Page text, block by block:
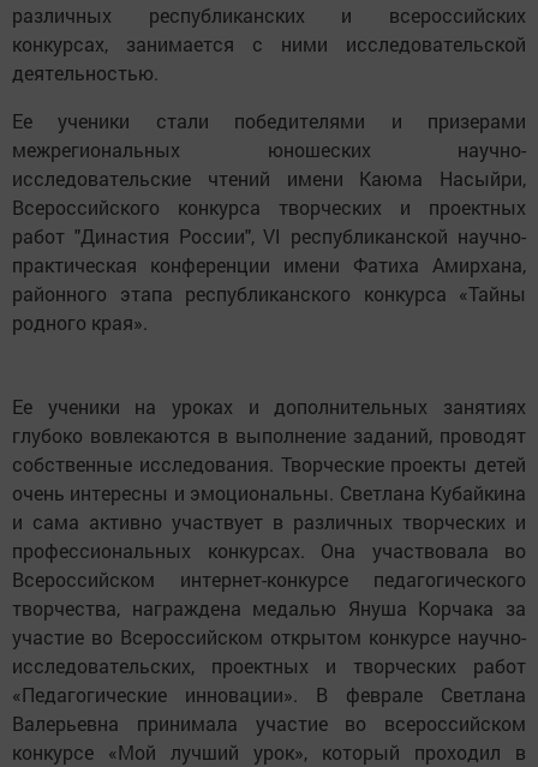
различных республиканских и всероссийских
конкурсах, занимается с ними исследовательской
деятельностью.
Ее ученики стали победителями и призерами
межрегиональных юношеских научно-
исследовательские чтений имени Каюма Насыйри,
Всероссийского конкурса творческих и проектных
работ "Династия России", VI республиканской научно-
практическая конференции имени Фатиха Амирхана,
районного этапа республиканского конкурса «Тайны
родного края».
Ее ученики на уроках и дополнительных занятиях
глубоко вовлекаются в выполнение заданий, проводят
собственные исследования. Творческие проекты детей
очень интересны и эмоциональны. Светлана Кубайкина
и сама активно участвует в различных творческих и
профессиональных конкурсах. Она участвовала во
Всероссийском интернет-конкурсе педагогического
творчества, награждена медалью Януша Корчака за
участие во Всероссийском открытом конкурсе научно-
исследовательских, проектных и творческих работ
«Педагогические инновации». В феврале Светлана
Валерьевна принимала участие во всероссийском
конкурсе «Мой лучший урок», который проходил в